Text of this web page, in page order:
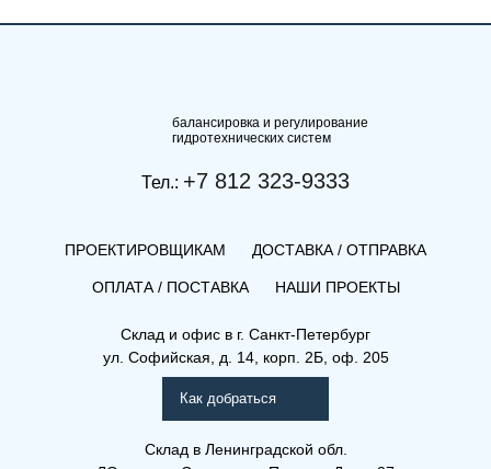
балансировка и регулирование
гидротехнических систем
Тел.: +7 812 323-9333
ПРОЕКТИРОВЩИКАМ ДОСТАВКА / ОТПРАВКА
ОПЛАТА / ПОСТАВКА НАШИ ПРОЕКТЫ
Склад и офис в г. Санкт-Петербург
ул. Софийская, д. 14, корп. 2Б, оф. 205
Как добраться
Склад в Ленинградской обл.